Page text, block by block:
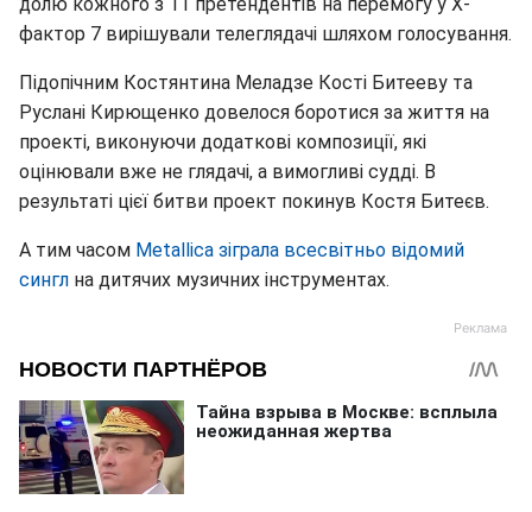
фактор 7 вирішували телеглядачі шляхом голосування.
Підопічним Костянтина Меладзе Кості Битееву та
Руслані Кирющенко довелося боротися за життя на
проекті, виконуючи додаткові композиції, які
оцінювали вже не глядачі, а вимогливі судді. В
результаті цієї битви проект покинув Костя Битеєв.
А тим часом Metallica зіграла всесвітньо відомий
сингл на дитячих музичних інструментах.